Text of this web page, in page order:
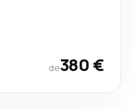
de380 €